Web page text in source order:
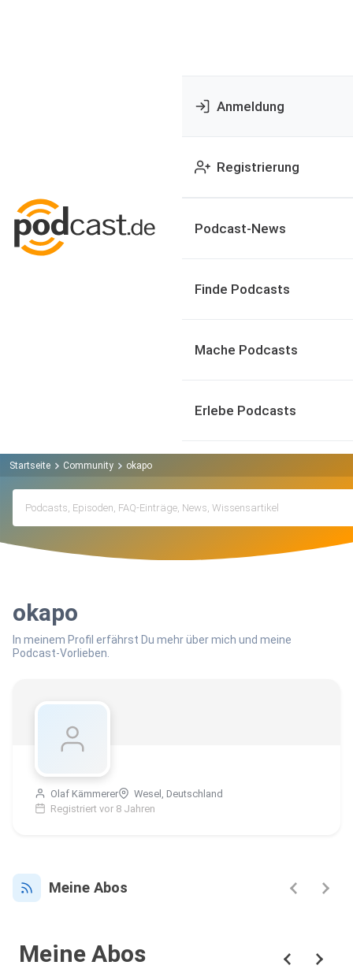
Anmeldung
Registrierung
Podcast-News
Finde Podcasts
Mache Podcasts
Erlebe Podcasts
Startseite Community okapo
okapo
In meinem Profil erfährst Du mehr über mich und meine
Podcast-Vorlieben.
Olaf Kämmerer
Wesel, Deutschland
Registriert vor 8 Jahren
Meine Abos
Meine Abos